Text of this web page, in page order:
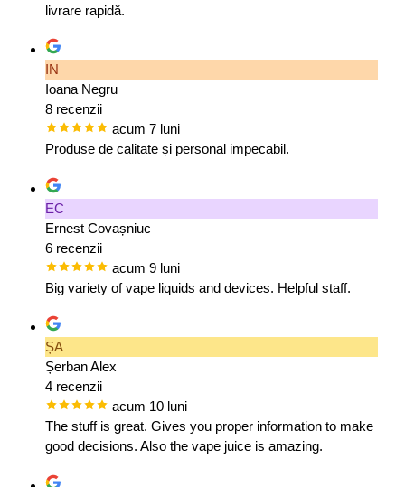
livrare rapidă.
IN
Ioana Negru
8 recenzii
acum 7 luni
Produse de calitate și personal impecabil.
EC
Ernest Covașniuc
6 recenzii
acum 9 luni
Big variety of vape liquids and devices. Helpful staff.
ȘA
Șerban Alex
4 recenzii
acum 10 luni
The stuff is great. Gives you proper information to make
good decisions. Also the vape juice is amazing.